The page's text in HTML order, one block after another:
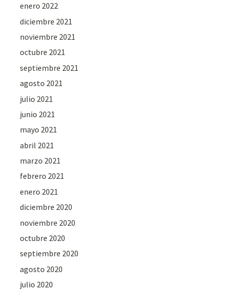
enero 2022
diciembre 2021
noviembre 2021
octubre 2021
septiembre 2021
agosto 2021
julio 2021
junio 2021
mayo 2021
abril 2021
marzo 2021
febrero 2021
enero 2021
diciembre 2020
noviembre 2020
octubre 2020
septiembre 2020
agosto 2020
julio 2020